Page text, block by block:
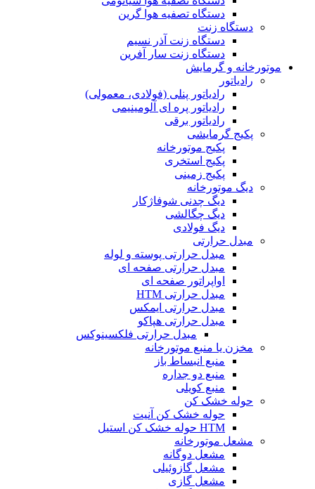
دستگاه تصفیه هوا گرین
دستگاه زنت
دستگاه زنت آذر نسیم
دستگاه زنت سار آفرین
موتورخانه و گرمایش
رادیاتور
رادیاتور پنلی (فولادی، معمولی)
رادیاتور پره ای آلومینیمی
رادیاتور برقی
پکیج گرمایشی
پکیج موتورخانه
پکیج استخری
پکیج زمینی
دیگ موتورخانه
دیگ چدنی شوفاژکار
دیگ چگالشی
دیگ فولادی
مبدل حرارتی
مبدل حرارتی پوسته و لوله
مبدل حرارتی صفحه ای
اواپراتور صفحه ای
مبدل حرارتی HTM
مبدل حرارتی ایمکس
مبدل حرارتی هپاکو
مبدل حرارتی فلکسینوکس
مخزن یا منبع موتورخانه
منبع انبساط باز
منبع دو جداره
منبع کویلی
حوله خشک کن
حوله خشک کن آنیت
HTM حوله خشک کن استیل
مشعل موتورخانه
مشعل دوگانه
مشعل گازوئیلی
مشعل گازی